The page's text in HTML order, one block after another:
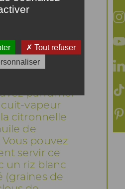
parfumer
vapeur
citronnelle
de
Vous pouvez
servir ce
un riz blanc
(graines de
Tout refuser